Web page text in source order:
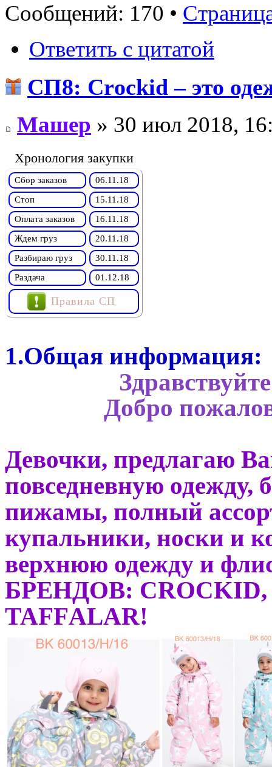
Сообщений: 170 •
Ответить с цитатой
СП8: Сrосkid – это
Машер » 30 июл 2018,
Хронология закупки
Сбор заказов
06.11.18
Стоп
15.11.18
Оплата заказов
16.11.18
Ждем груз
20.11.18
Разбираю груз
30.11.18
Раздача
01.12.18
Правила СП
1.Общая информация:
Добро
Девочки, предлагаю
повседневную одежду,
пижамы, полный
купальники, носки и
верхнюю одежду и
БРЕНДОВ: СRОСKID,
ТАFFАLАR!